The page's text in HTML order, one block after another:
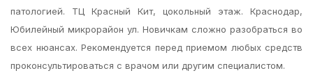
патологией. ТЦ Красный Кит, цокольный этаж. Краснодар,
Юбилейный микрорайон ул. Новичкам сложно разобраться во
всех нюансах. Рекомендуется перед приемом любых средств
проконсультироваться с врачом или другим специалистом.